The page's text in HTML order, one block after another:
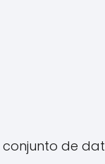
conjunto de